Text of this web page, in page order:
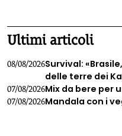
Ultimi articoli
08/08/2026Survival:
delle terre dei
07/08/2026Mix da bere per
07/08/2026Mandala con i